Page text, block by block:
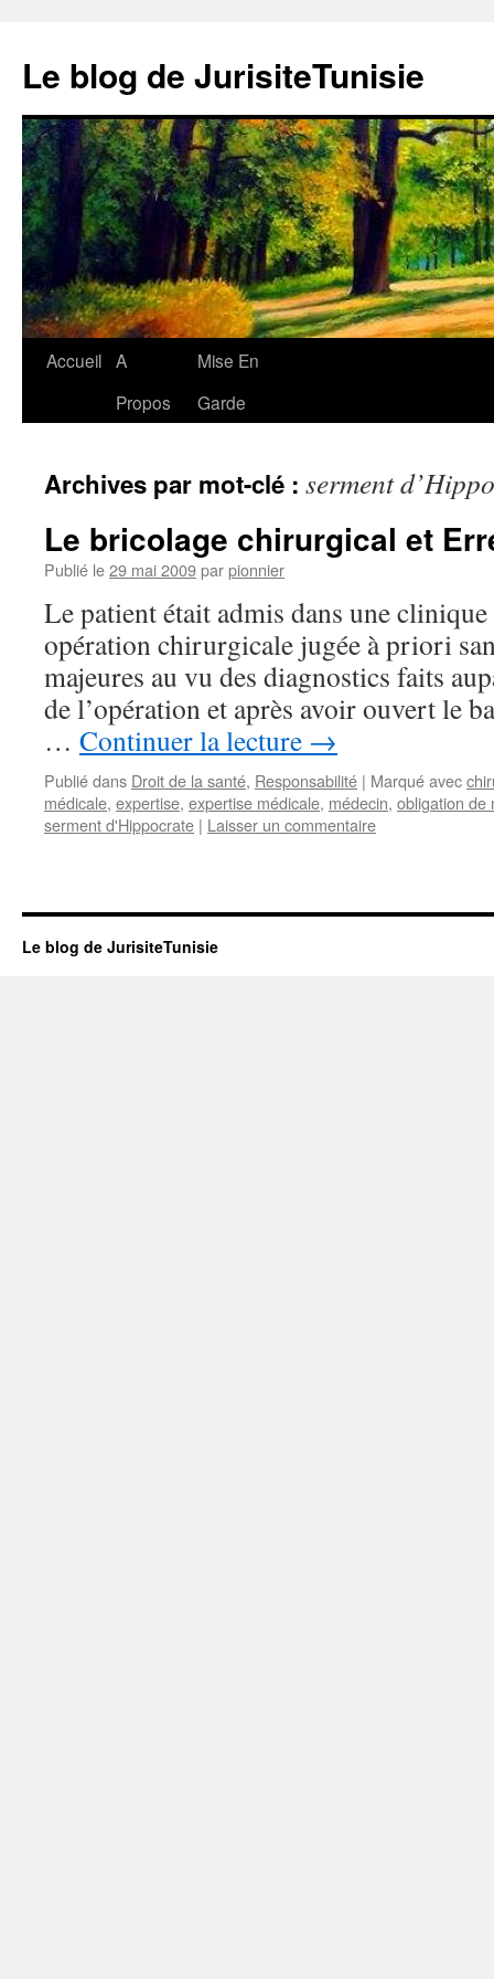
contenu
Le blog de JurisiteTunisie
Accueil A
Propos
Mise En
Garde
Archives par mot-clé : serment
Le bricolage chirurgical et
Publié le29 mai 2009parpionnier
Le patient était admis dans une
opération chirurgicale jugée à priori
majeures au vu des diagnostics faits
de l’opération et après avoir ouvert le
… Continuer la lecture →
Publié dans Droit de la santé, Responsabilité | Marqué avec
médicale, expertise, expertise médicale, médecin, obligation de
serment d'Hippocrate | Laisser un commentaire
Le blog de JurisiteTunisie